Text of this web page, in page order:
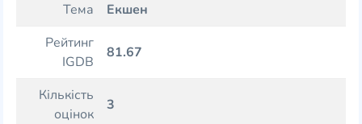
Тема
Екшен
Рейтинг
IGDB
81.67
Кількість
оцінок
3